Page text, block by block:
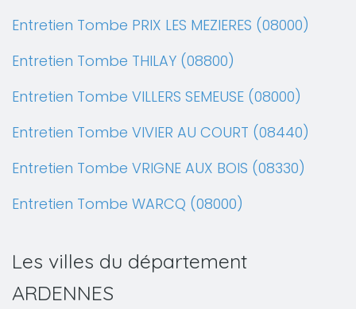
Entretien Tombe PRIX LES MEZIERES (08000)
Entretien Tombe THILAY (08800)
Entretien Tombe VILLERS SEMEUSE (08000)
Entretien Tombe VIVIER AU COURT (08440)
Entretien Tombe VRIGNE AUX BOIS (08330)
Entretien Tombe WARCQ (08000)
Les villes du département
ARDENNES